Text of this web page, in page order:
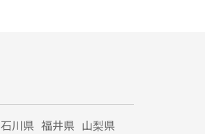
石川県 福井県 山梨県